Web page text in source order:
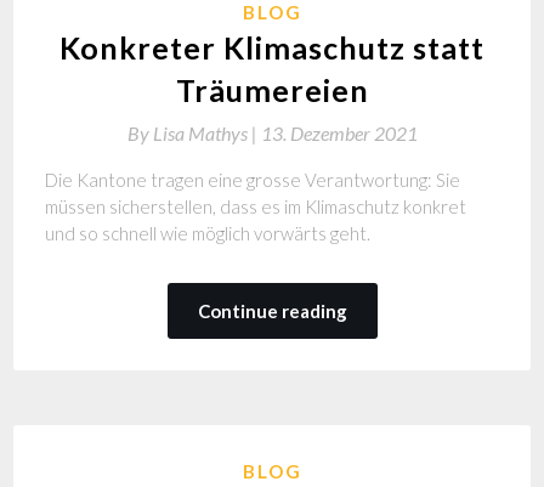
BLOG
Konkreter Klimaschutz statt
Träumereien
By Lisa Mathys | 13. Dezember 2021
Die Kantone tragen eine grosse Verantwortung: Sie
müssen sicherstellen, dass es im Klimaschutz konkret
und so schnell wie möglich vorwärts geht.
Continue reading
BLOG